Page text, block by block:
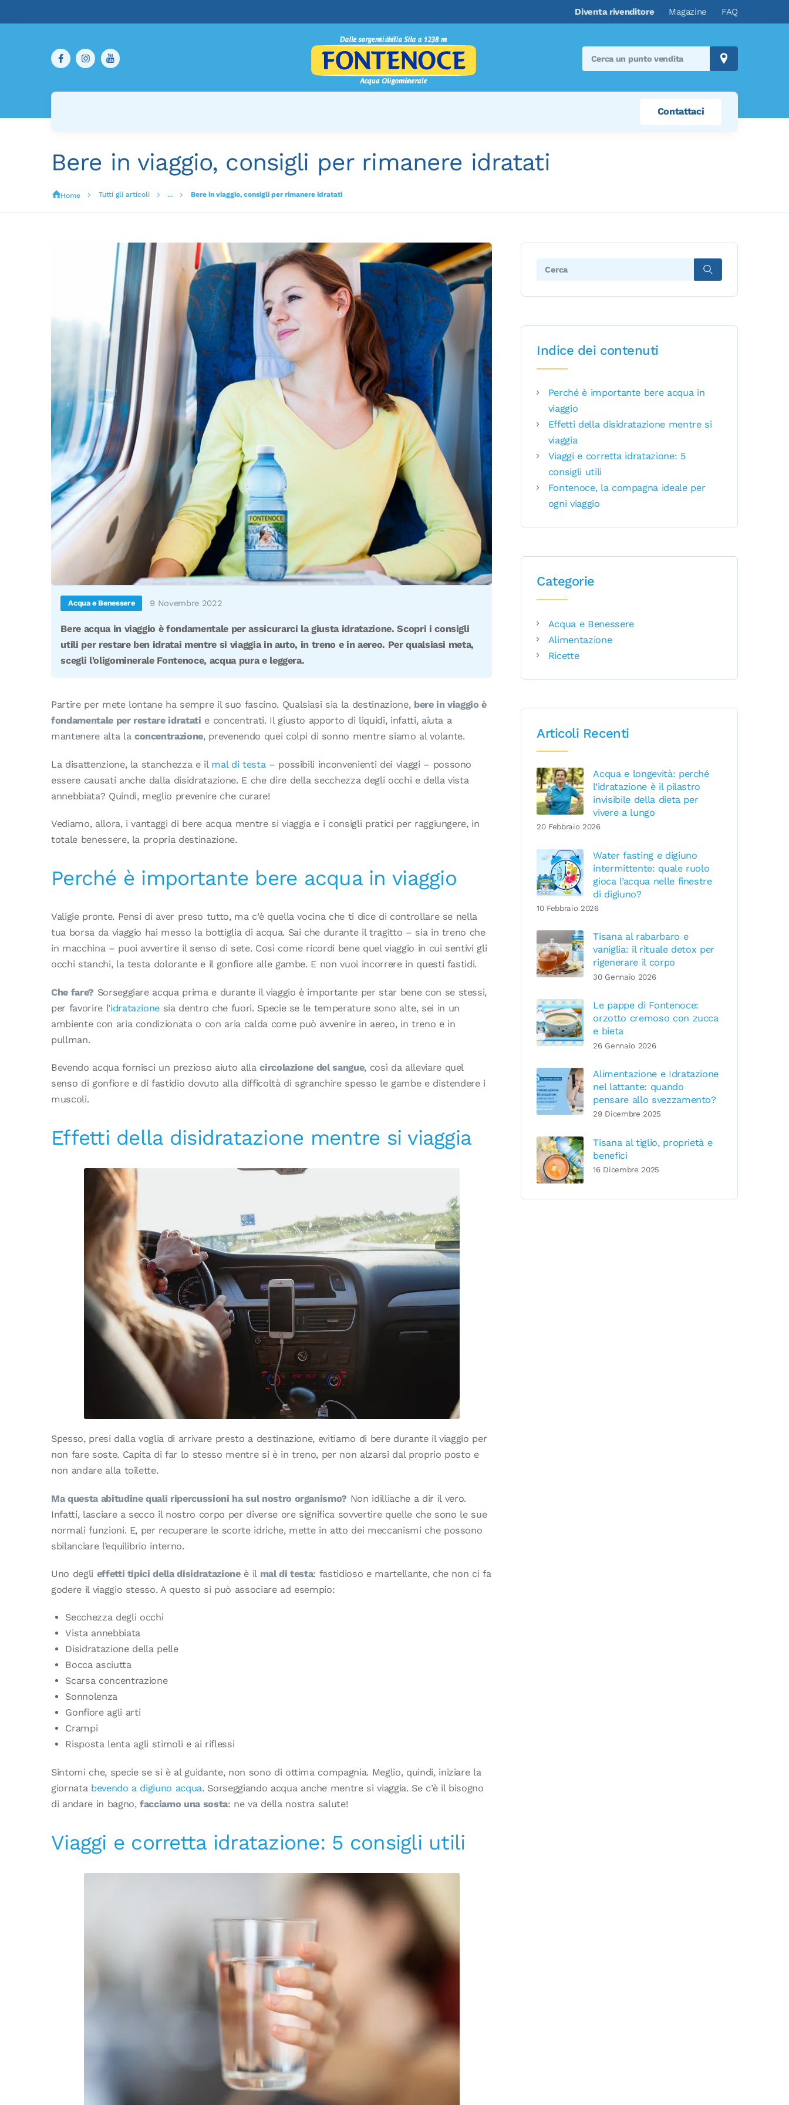
Diventa rivenditore Magazine FAQ
Search
store:
Contattaci
Bere in viaggio, consigli per rimanere idratati
Home Tutti gli articoli ... Bere in viaggio, consigli per rimanere idratati
Acqua e Benessere 9 Novembre 2022
Bere acqua in viaggio è fondamentale per assicurarci la giusta idratazione. Scopri i consigli
utili per restare ben idratai mentre si viaggia in auto, in treno e in aereo. Per qualsiasi meta,
scegli l'oligominerale Fontenoce, acqua pura e leggera.
Partire per mete lontane ha sempre il suo fascino. Qualsiasi sia la destinazione, bere in viaggio è
fondamentale per restare idratati e concentrati. Il giusto apporto di liquidi, infatti, aiuta a
mantenere alta la concentrazione, prevenendo quei colpi di sonno mentre siamo al volante.
La disattenzione, la stanchezza e il mal di testa– possibili inconvenienti dei viaggi – possono
essere causati anche dalla disidratazione. E che dire della secchezza degli occhi e della vista
annebbiata? Quindi, meglio prevenire che curare!
Vediamo, allora, i vantaggi di bere acqua mentre si viaggia e i consigli pratici per raggiungere, in
totale benessere, la propria destinazione.
Perché è importante bere acqua in viaggio
Valigie pronte. Pensi di aver preso tutto, ma c’è quella vocina che ti dice di controllare se nella
tua borsa da viaggio hai messo la bottiglia di acqua. Sai che durante il tragitto – sia in treno che
in macchina – puoi avvertire il senso di sete. Così come ricordi bene quel viaggio in cui sentivi gli
occhi stanchi, la testa dolorante e il gonfiore alle gambe. E non vuoi incorrere in questi fastidi.
Che fare? Sorseggiare acqua prima e durante il viaggio è importante per star bene con se stessi,
per favorire l’idratazione sia dentro che fuori. Specie se le temperature sono alte, sei in un
ambiente con aria condizionata o con aria calda come può avvenire in aereo, in treno e in
pullman.
Bevendo acqua fornisci un prezioso aiuto allacircolazione del sangue, così da alleviare quel
senso di gonfiore e di fastidio dovuto alla difficoltà di sgranchire spesso le gambe e distendere i
muscoli.
Effetti della disidratazione mentre si viaggia
Spesso, presi dalla voglia di arrivare presto a destinazione, evitiamo di bere durante il viaggio per
non fare soste. Capita di far lo stesso mentre si è in treno, per non alzarsi dal proprio posto e
non andare alla toilette.
Ma questa abitudine quali ripercussioni ha sul nostro organismo? Non idilliache a dir il vero.
Infatti, lasciare a secco il nostro corpo per diverse ore significa sovvertire quelle che sono le sue
normali funzioni. E, per recuperare le scorte idriche, mette in atto dei meccanismi che possono
sbilanciare l’equilibrio interno.
Uno degli effetti tipici della disidratazioneè ilmal di testa: fastidioso e martellante, che non ci fa
godere il viaggio stesso. A questo si può associare ad esempio:
Secchezza degli occhi
Vista annebbiata
Disidratazione della pelle
Bocca asciutta
Scarsa concentrazione
Sonnolenza
Gonfiore agli arti
Crampi
Risposta lenta agli stimoli e ai riflessi
Sintomi che, specie se si è al guidante, non sono di ottima compagnia. Meglio, quindi, iniziare la
giornata bevendo a digiuno acqua. Sorseggiando acqua anche mentre si viaggia. Se c’è il bisogno
di andare in bagno,facciamo una sosta: ne va della nostra salute!
Viaggi e corretta idratazione: 5 consigli utili
Search:
Indice dei contenuti
Perché è importante bere acqua in
viaggio
Effetti della disidratazione mentre si
viaggia
Viaggi e corretta idratazione: 5
consigli utili
Fontenoce, la compagna ideale per
ogni viaggio
Categorie
Acqua e Benessere
Alimentazione
Ricette
Articoli Recenti
Acqua e longevità: perché
l’idratazione è il pilastro
invisibile della dieta per
vivere a lungo
20 Febbraio 2026
Water fasting e digiuno
intermittente: quale ruolo
gioca l’acqua nelle finestre
di digiuno?
10 Febbraio 2026
Tisana al rabarbaro e
vaniglia: il rituale detox per
rigenerare il corpo
30 Gennaio 2026
Le pappe di Fontenoce:
orzotto cremoso con zucca
e bieta
26 Gennaio 2026
Alimentazione e Idratazione
nel lattante: quando
pensare allo svezzamento?
29 Dicembre 2025
Tisana al tiglio, proprietà e
benefici
16 Dicembre 2025